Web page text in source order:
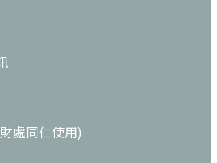
處同仁使用)